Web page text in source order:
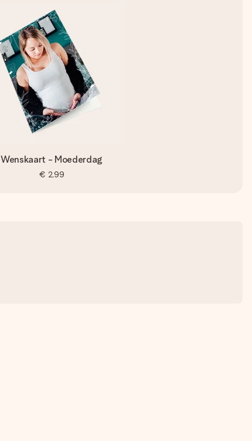
Wenskaart - Moederdag
€ 2,99